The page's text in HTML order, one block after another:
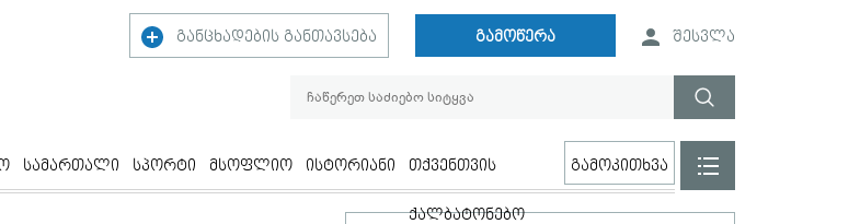
განცხადების განთავსება გამოწერა შესვლა
სამართალი სპორტი მსოფლიო ისტორიანი თქვენთვის
ქალბატონებო
გამოკითხვა